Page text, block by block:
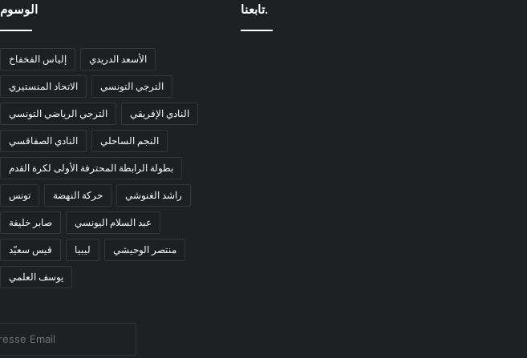
الوسوم
إلياس الفخفاخ الأسعد الدريدي
الاتحاد المنستيري الترجي التونسي
الترجي الرياضي التونسي النادي الإفريقي
النادي الصفاقسي النجم الساحلي
بطولة الرابطة المحترفة الأولى لكرة القدم
تونس حركة النهضة راشد الغنوشي
صابر خليفة عبد السلام اليونسي
قيس سعيّد ليبيا منتصر الوحيشي
يوسف العلمي
تابعنا.